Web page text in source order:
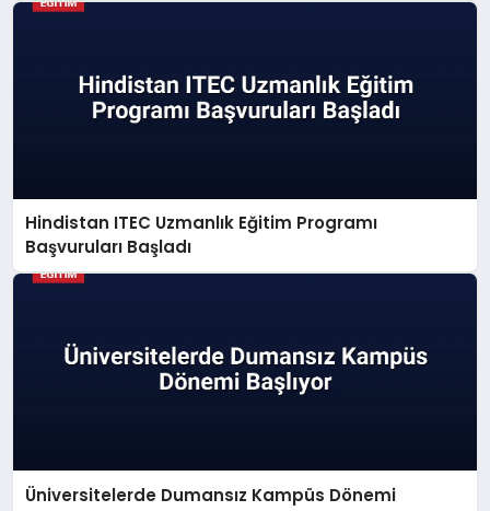
Hindistan ITEC Uzmanlık Eğitim Programı
Başvuruları Başladı
Üniversitelerde Dumansız Kampüs Dönemi